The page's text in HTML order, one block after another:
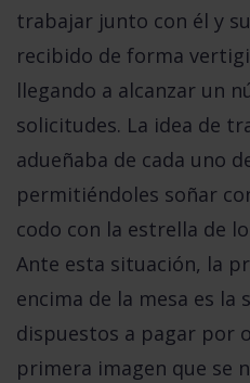
trabajar junto con él y
recibido de forma
llegando a alcanzar un
solicitudes. La idea de
adueñaba de cada uno
permitiéndoles soñar
codo con la estrella de
Ante esta situación, la
encima de la mesa es la
dispuestos a pagar por
primera imagen que se